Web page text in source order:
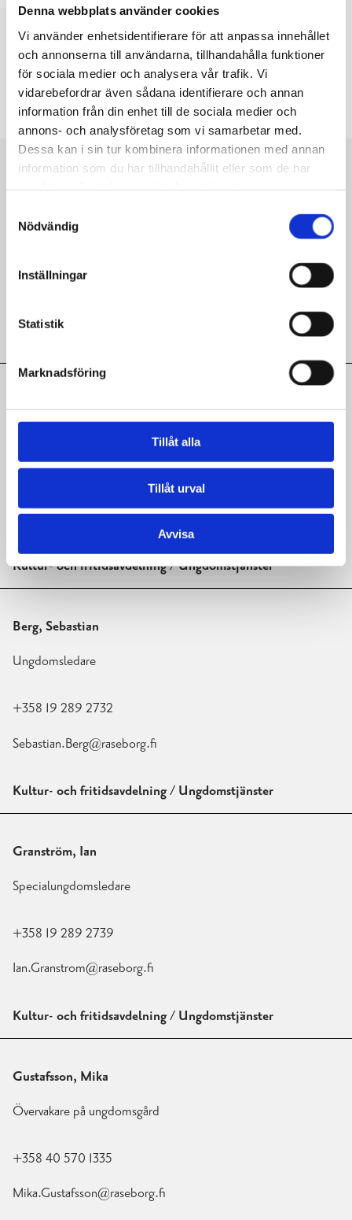
Denna webbplats använder cookies
Vi använder enhetsidentifierare för att anpassa innehållet
och annonserna till användarna, tillhandahålla funktioner
för sociala medier och analysera vår trafik. Vi
vidarebefordrar även sådana identifierare och annan
information från din enhet till de sociala medier och
annons- och analysföretag som vi samarbetar med.
Dessa kan i sin tur kombinera informationen med annan
information som du har tillhandahållit eller som de har
Nödvändig
Inställningar
Statistik
Marknadsföring
Tillåt alla
Tillåt urval
Avvisa
Kontaktuppgifter
Ahlfors, Benjamin
Sollav.Anvar@raseborg.fi
Kultur- och fritidsavdelning / Ungdomstjänster
Berg, Sebastian
Ungdomsledare
+358 19 289 2732
Sebastian.Berg@raseborg.fi
Kultur- och fritidsavdelning / Ungdomstjänster
Granström, Ian
Specialungdomsledare
+358 19 289 2739
Ian.Granstrom@raseborg.fi
Kultur- och fritidsavdelning / Ungdomstjänster
Gustafsson, Mika
Övervakare på ungdomsgård
+358 40 570 1335
Mika.Gustafsson@raseborg.fi